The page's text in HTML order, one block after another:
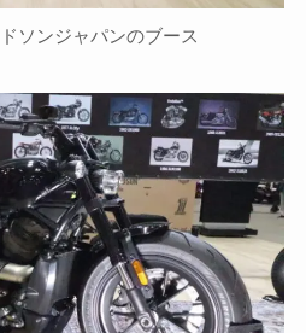
ソンジャパンのブース